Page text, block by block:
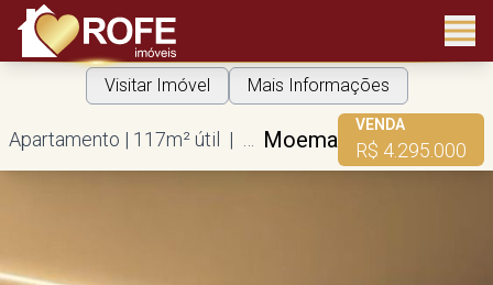
Moema
VENDA
R$ 4.295.000
Visitar Imóvel Mais Informações